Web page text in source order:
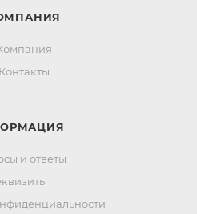
Контакты
и ответы